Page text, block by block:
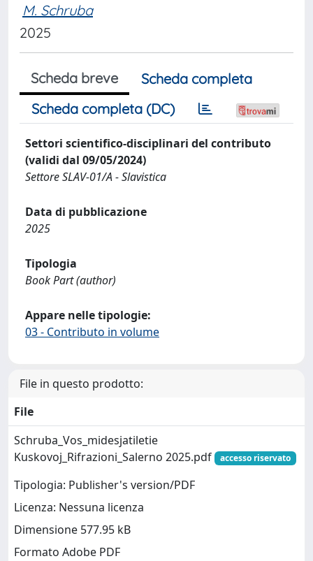
M. Schruba
2025
Scheda breve
Scheda completa
Scheda completa (DC)
Settori scientifico-disciplinari del contributo
(validi dal 09/05/2024)
Settore SLAV-01/A - Slavistica
Data di pubblicazione
2025
Tipologia
Book Part (author)
Appare nelle tipologie:
03 - Contributo in volume
File in questo prodotto:
File
Schruba_Vos_midesjatiletie
Kuskovoj_Rifrazioni_Salerno 2025.pdf
accesso riservato
Tipologia: Publisher's version/PDF
Licenza: Nessuna licenza
Dimensione 577.95 kB
Formato Adobe PDF